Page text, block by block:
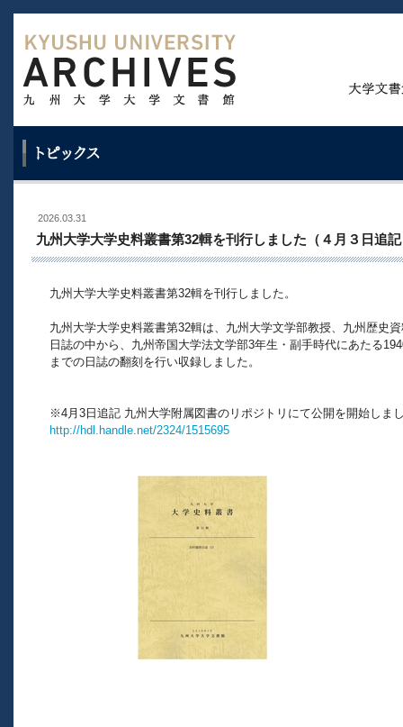
2026.03.31
九州大学大学史料叢書第32輯を刊行しました（４月３日追
九州大学大学史料叢書第32輯を刊行しました。
九州大学大学史料叢書第32輯は、九州大学文学部教授、九州歴史
日誌の中から、九州帝国大学法文学部3年生・副手時代にあたる
までの日誌の翻刻を行い収録しました。
※4月3日追記 九州大学附属図書のリポジトリにて公開を開始しま
http://hdl.handle.net/2324/1515695